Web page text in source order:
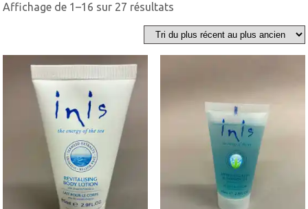
Affichage de 1–16 sur 27 résultats
plus